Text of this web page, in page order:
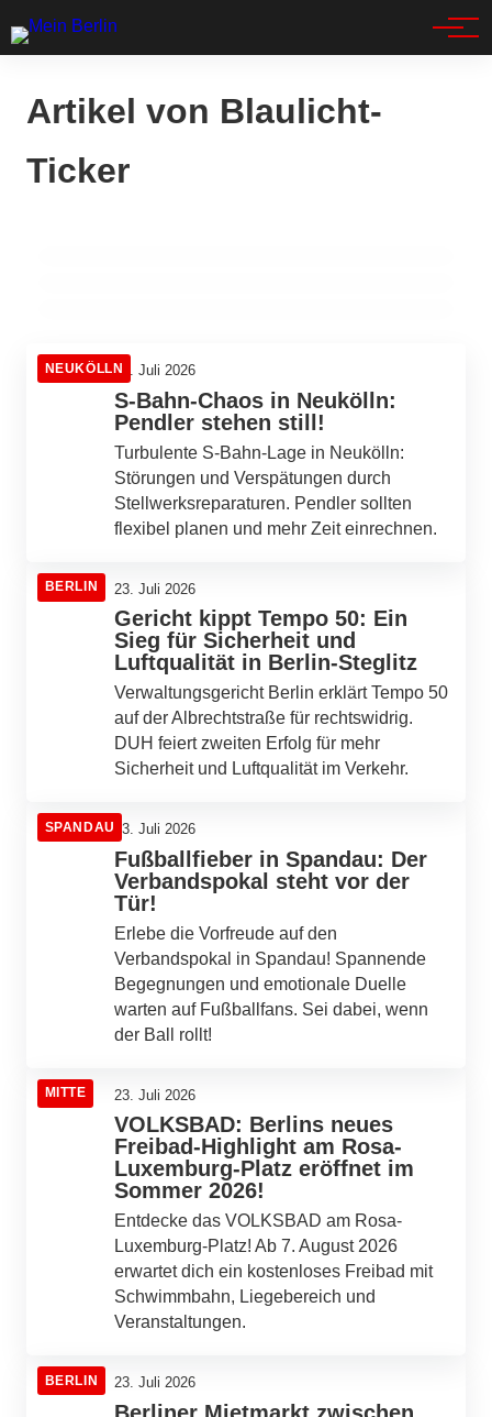
Artikel von Blaulicht-
Ticker
24. Juli 2026
Adrenalinrausch und Gesetzesbruch: Eine
nächtliche Verfolgungsjagd in Marzahn-
24. Juli 2026
NEUKÖLLN24. Juli 2026
S-Bahn-Chaos in Neukölln:
Pendler stehen still!
Turbulente S-Bahn-Lage in Neukölln:
Störungen und Verspätungen durch
Stellwerksreparaturen. Pendler sollten
flexibel planen und mehr Zeit einrechnen.
BERLIN 23. Juli 2026
Gericht kippt Tempo 50: Ein
Sieg für Sicherheit und
Luftqualität in Berlin-Steglitz
Verwaltungsgericht Berlin erklärt Tempo 50
auf der Albrechtstraße für rechtswidrig.
DUH feiert zweiten Erfolg für mehr
Sicherheit und Luftqualität im Verkehr.
SPANDAU 23. Juli 2026
Fußballfieber in Spandau: Der
Verbandspokal steht vor der
Tür!
Erlebe die Vorfreude auf den
Verbandspokal in Spandau! Spannende
Begegnungen und emotionale Duelle
warten auf Fußballfans. Sei dabei, wenn
der Ball rollt!
MITTE 23. Juli 2026
VOLKSBAD: Berlins neues
Freibad-Highlight am Rosa-
Luxemburg-Platz eröffnet im
Sommer 2026!
Entdecke das VOLKSBAD am Rosa-
Luxemburg-Platz! Ab 7. August 2026
erwartet dich ein kostenloses Freibad mit
Schwimmbahn, Liegebereich und
Veranstaltungen.
BERLIN 23. Juli 2026